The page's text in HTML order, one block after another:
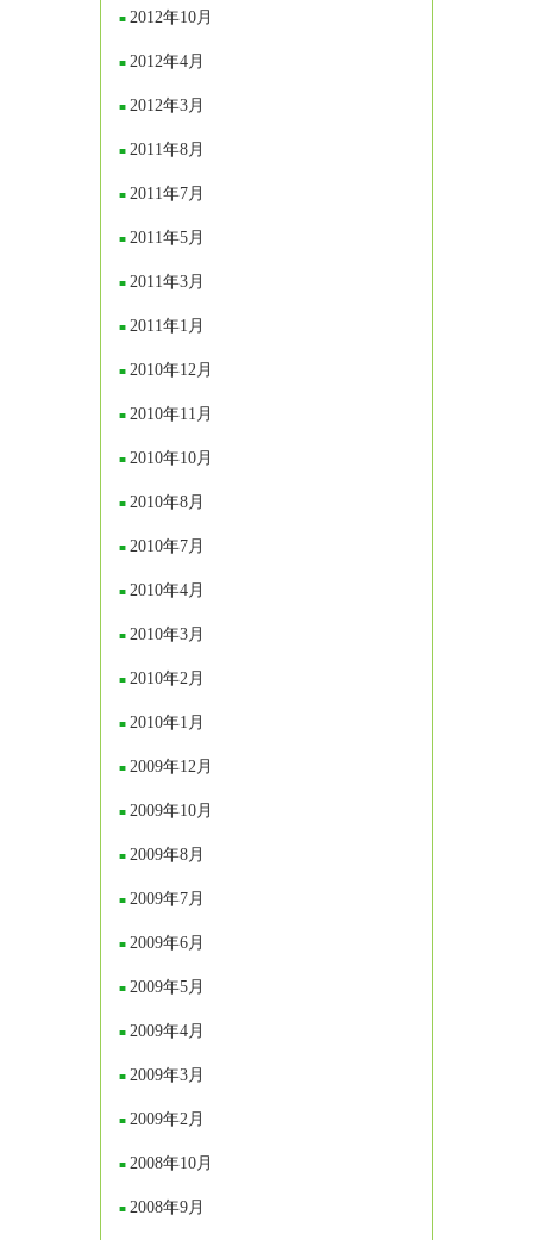
2012年10月
2012年4月
2012年3月
2011年8月
2011年7月
2011年5月
2011年3月
2011年1月
2010年12月
2010年11月
2010年10月
2010年8月
2010年7月
2010年4月
2010年3月
2010年2月
2010年1月
2009年12月
2009年10月
2009年8月
2009年7月
2009年6月
2009年5月
2009年4月
2009年3月
2009年2月
2008年10月
2008年9月